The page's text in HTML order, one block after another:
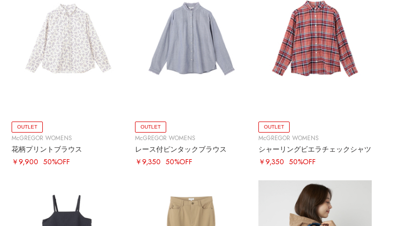
OUTLET
McGREGOR WOMENS
花柄プリントブラウス
￥9,900 50%OFF
OUTLET
McGREGOR WOMENS
レース付ピンタックブラウス
￥9,350 50%OFF
OUTLET
McGREGOR WOMENS
シャーリングビエラチェックシャツ
￥9,350 50%OFF